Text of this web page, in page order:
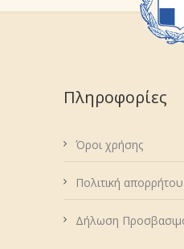
Πληροφορίες
Όροι χρήσης
Πολιτική απορρήτου
Δήλωση